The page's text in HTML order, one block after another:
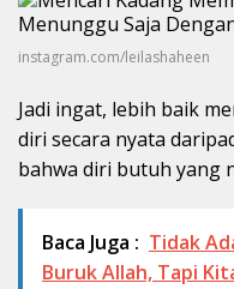
instagram.com/leilashaheen
Jadi ingat, lebih baik
diri secara nyata
bahwa diri butuh yang
Baca Juga : Tidak
Buruk Allah, Tapi